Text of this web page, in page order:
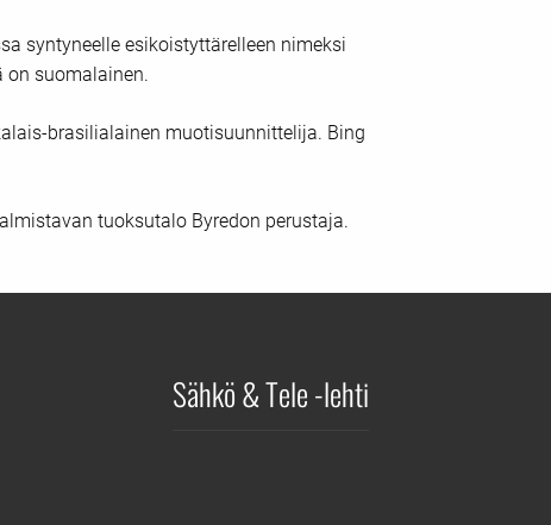
syntyneelle esikoistyttärelleen nimeksi
on suomalainen.
brasilialainen muotisuunnittelija. Bing
tuoksutalo Byredon perustaja.
Sähkö & Tele -lehti